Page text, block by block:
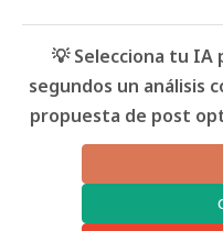
💡 Selecciona tu
segundos un análisis
propuesta de post